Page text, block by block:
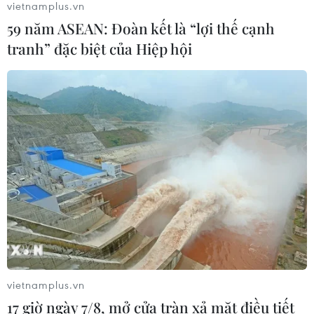
K-Vietnam” gắn với hậu duệ dòng họ
Lý
07/08/2026 06:30
Xem thêm
Tổng Biên tập: TRẦN TIẾN DUẨN
vietnamplus.vn
59 năm ASEAN: Đoàn kết là “lợi thế cạnh
tranh” đặc biệt của Hiệp hội
vietnamplus.vn
17 giờ ngày 7/8, mở cửa tràn xả mặt điều tiết